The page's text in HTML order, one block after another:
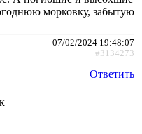
морковку, забытую
07/02/2024 19:48:07
#3134273
Ответить